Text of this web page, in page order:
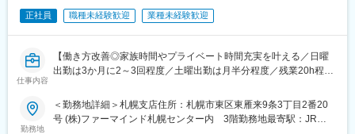
正社員 職種未経験歓迎 業種未経験歓迎
仕事内容
【働き方改善◎家族時間やプライベート時間充実を叶える／日曜
出勤は3か月に2～3回程度／土曜出勤は月半分程度／残業20h程／
※シフト制ではありますが、土日祝の稼働が比較的少なく、夜勤や
夜遅い対応も基本ないので、働きやすい環境です。
勤務地
＜勤務地詳細＞札幌支店住所：札幌市東区東雁来9条3丁目2番20
号 (株)ファーマインド札幌センター内 3階勤務地最寄駅：JR千